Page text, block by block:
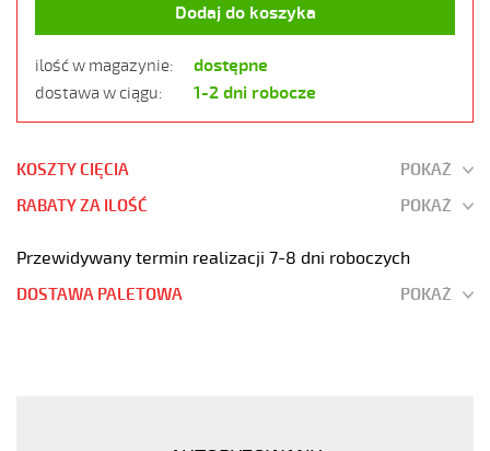
Dodaj do koszyka
ilość w magazynie: dostępne
dostawa w ciągu: 1-2 dni robocze
KOSZTY CIĘCIA
POKAŻ
RABATY ZA ILOŚĆ
POKAŻ
Przewidywany termin realizacji 7-8 dni roboczych
DOSTAWA PALETOWA POKAŻ